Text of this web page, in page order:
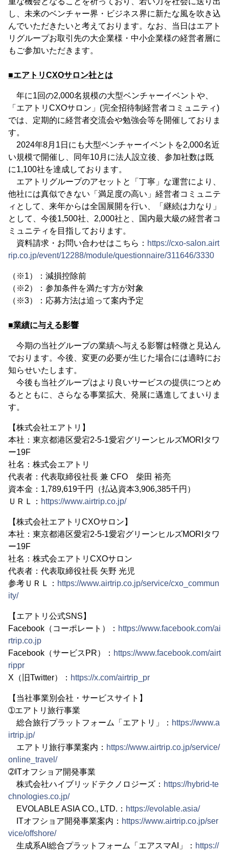
し、未来のベンチャー界・ビジネス界に新たな風を吹き込
んでいただきたいと考えております。なお、当日はエアト
リグループお取引先の大企業様・中小企業様の経営者層に
もご参加いただきます。
■エアトリCXOサロン社とは
年に1回の2,000名規模の大型ベンチャーイベントや、
「エアトリCXOサロン」(完全招待制経営者コミュニティ)
では、定期的に経営者交流会や勉強会等を開催しておりま
す。
2024年8月1日にも大型ベンチャーイベントを2,000名近
い規模で開催し、同年10月に法人設立後、参加社数は既
に1,100社を達成しております。
エアトリグループのアセットと「丁寧」な運営により、
他社には真似できない「満足度の高い」経営者コミュニテ
ィとして、来年からは全国展開を行い、「継続は力なり」
として、今後1,500社、2,000社と、国内最大級の経営者コ
ミュニティを目指しております。
資料請求・お問い合わせはこちら： https://cxo-salon.airt
rip.co.jp/event/12288/module/questionnaire/311646/3330
（※1）：減損控除前
（※2）：参加条件を満たす方が対象
（※3）：応募方法は追って案内予定
■業績に与える影響
今期の当社グループの業績へ与える影響は軽微と見込ん
でおります。今後、変更の必要が生じた場合には適時にお
知らせいたします。
今後も当社グループはより良いサービスの提供につとめ
るとともに、さらなる事業拡大、発展に邁進してまいりま
す。
【株式会社エアトリ】
本社：東京都港区愛宕2-5-1愛宕グリーンヒルズMORIタワ
ー19F
社名：株式会エアトリ
代表者：代表取締役社長 兼 CFO 柴田 裕亮
資本金：1,789,619千円（払込資本3,906,385千円）
ＵＲＬ： https://www.airtrip.co.jp/
【株式会社エアトリCXOサロン】
本社：東京都港区愛宕2-5-1愛宕グリーンヒルズMORIタワ
ー19F
社名：株式会エアトリCXOサロン
代表者：代表取締役社長 矢野 光児
参考ＵＲＬ： https://www.airtrip.co.jp/service/cxo_commun
ity/
【エアトリ公式SNS】
Facebook（コーポレート）： https://www.facebook.com/ai
rtrip.co.jp
Facebook（サービスPR）： https://www.facebook.com/airt
rippr
X（旧Twitter）： https://x.com/airtrip_pr
【当社事業別会社・サービスサイト】
➀エアトリ旅行事業
総合旅行プラットフォーム「エアトリ」： https://www.a
irtrip.jp/
エアトリ旅行事業案内： https://www.airtrip.co.jp/service/
online_travel/
➁ITオフショア開発事業
株式会社ハイブリッドテクノロジーズ： https://hybrid-te
chnologies.co.jp/
EVOLABLE ASIA CO., LTD.： https://evolable.asia/
ITオフショア開発事業案内： https://www.airtrip.co.jp/ser
vice/offshore/
生成系AI総合プラットフォーム「エアスマAI」： https://